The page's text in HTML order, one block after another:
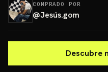
COMPRADO POR
@Jesús.gom
Descubre